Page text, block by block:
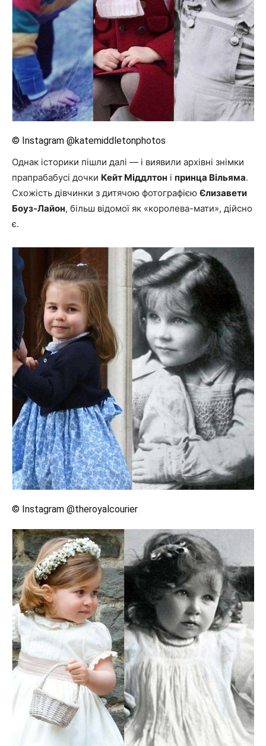
© Instagram @katemiddletonphotos
Однак історики пішли далі — і виявили архівні знімки
прапрабабусі дочки Кейт Міддлтон і принца Вільяма.
Схожість дівчинки з дитячою фотографією Єлизавети
Боуз-Лайон, більш відомої як «королева-мати», дійсно
є.
© Instagram @theroyalcourier